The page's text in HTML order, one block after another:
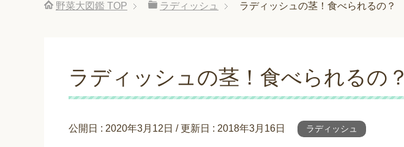
野菜大図鑑 TOP ラディッシュ ラディッシュの茎！食べられるの？
ラディッシュの茎！食べられるの？
公開日 : 2020年3月12日 / 更新日 : 2018年3月16日 ラディッシュ